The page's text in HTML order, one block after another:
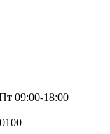
09:00-18:00